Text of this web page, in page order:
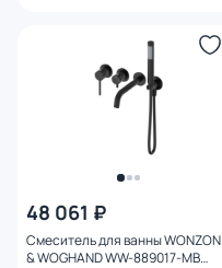
48 061 ₽
Смеситель для ванны WONZON
& WOGHAND WW-889017-MB